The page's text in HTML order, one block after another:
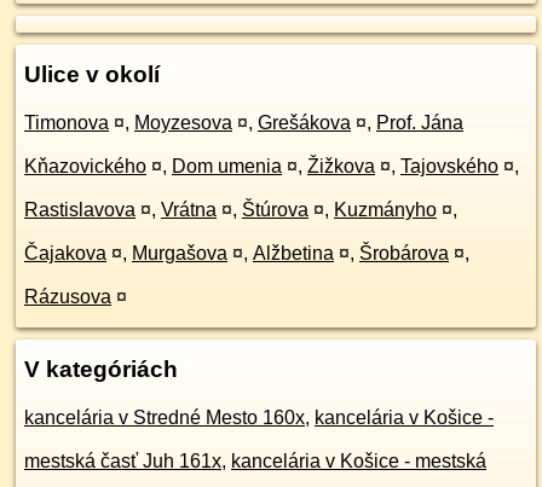
Ulice v okolí
Timonova ¤, Moyzesova ¤, Grešákova ¤, Prof. Jána
Kňazovického ¤, Dom umenia ¤, Žižkova ¤, Tajovského ¤,
Rastislavova ¤, Vrátna ¤, Štúrova ¤, Kuzmányho ¤,
Čajakova ¤, Murgašova ¤, Alžbetina ¤, Šrobárova ¤,
Rázusova ¤
V kategóriách
kancelária v Stredné Mesto 160x, kancelária v Košice -
mestská časť Juh 161x, kancelária v Košice - mestská